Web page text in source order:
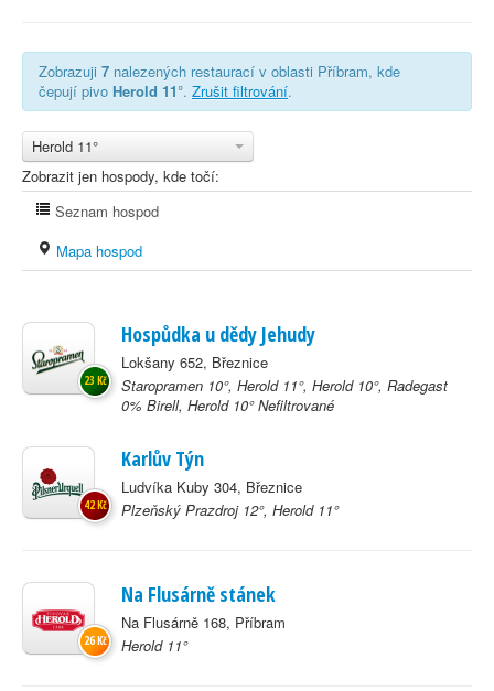
Zobrazuji 7 nalezených restaurací v oblasti Příbram, kde
čepují pivo Herold 11°. Zrušit filtrování.
Herold 11°
Zobrazit jen hospody, kde točí:
Seznam hospod
Mapa hospod
Hospůdka u dědy Jehudy
Lokšany 652, Březnice
Staropramen 10°, Herold 11°, Herold 10°, Radegast
0% Birell, Herold 10° Nefiltrované
23 Kč
Karlův Týn
Ludvíka Kuby 304, Březnice
Plzeňský Prazdroj 12°, Herold 11°
42 Kč
Na Flusárně stánek
Na Flusárně 168, Příbram
Herold 11°
26 Kč